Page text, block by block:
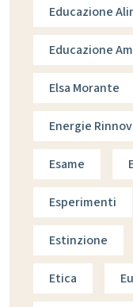
Educazione
Educazione
Elsa Morante
Energie
Esame
Esperimenti
Estinzione
Etica